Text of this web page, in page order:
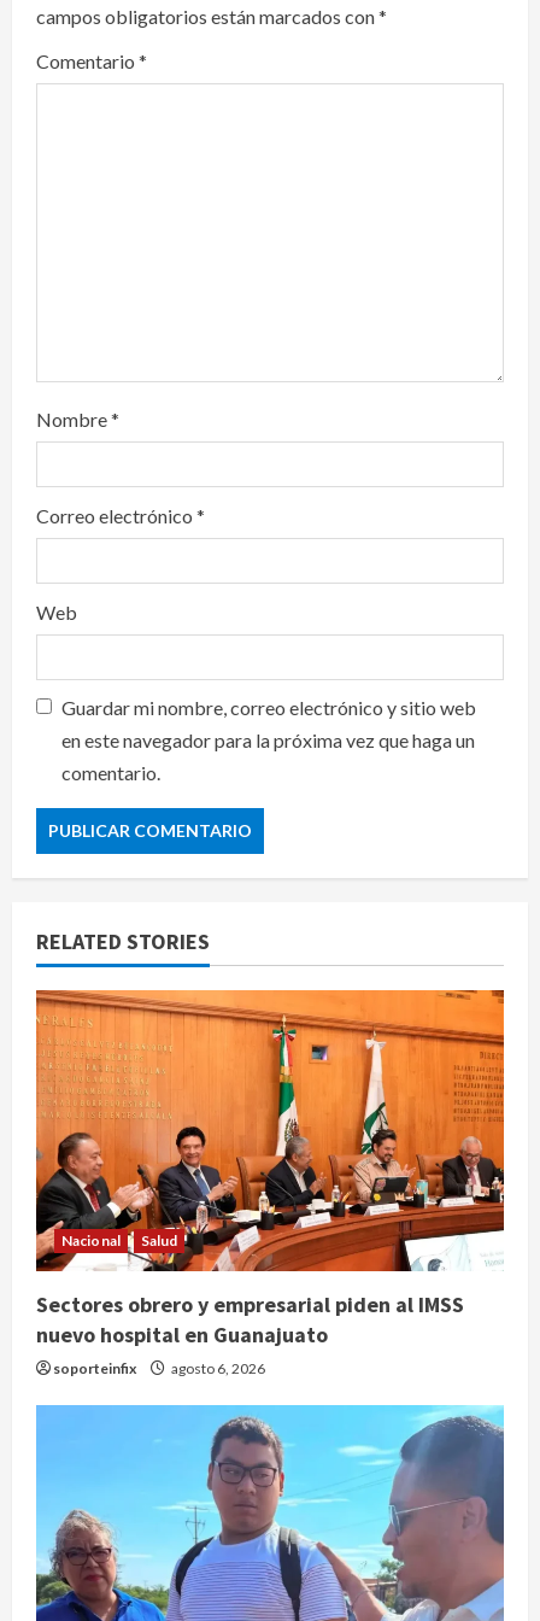
g
a
campos obligatorios están marcados con*
Comentario *
Nombre*
Correo electrónico *
Web
Guardar mi nombre, correo electrónico y sitio web
en este navegador para la próxima vez que haga un
comentario.
RELATED STORIES
Nacional Salud
Sectores obrero y empresarial piden al IMSS
nuevo hospital en Guanajuato
soporteinfix agosto 6, 2026